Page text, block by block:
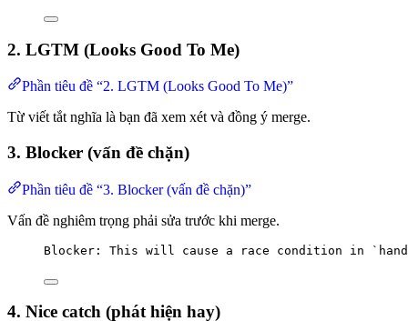
2. LGTM (Looks Good To Me)
Phần tiêu đề “2. LGTM (Looks Good To Me)”
Từ viết tắt nghĩa là bạn đã xem xét và đồng ý merge.
3. Blocker (vấn đề chặn)
Phần tiêu đề “3. Blocker (vấn đề chặn)”
Vấn đề nghiêm trọng phải sửa trước khi merge.
Blocker: This will cause a race condition in
4. Nice catch (phát hiện hay)